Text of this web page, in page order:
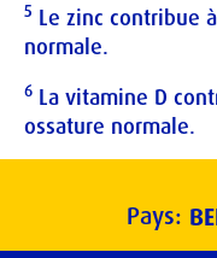
5 Le zinc contribue
normale.
6 La vitamine D
ossature normale.
Pays: